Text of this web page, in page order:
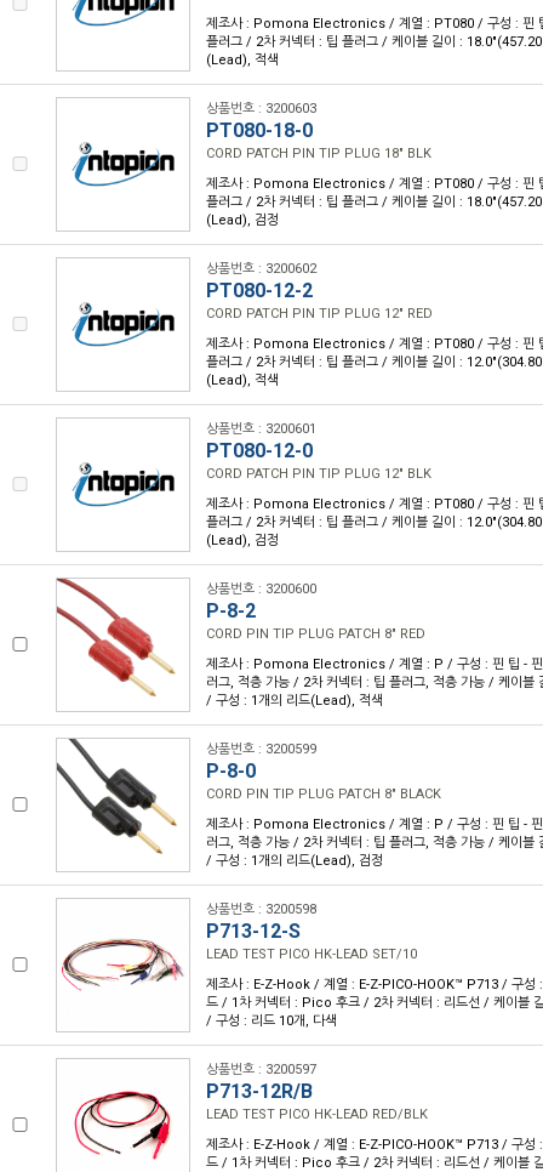
제조사 : Pomona Electronics / 계열 : PT080 / 구성 : 핀
플러그 / 2차 커넥터 : 팁 플러그 / 케이블 길이 :
(Lead), 적색
상품번호 : 3200603
PT080-18-0
CORD PATCH PIN TIP PLUG 18" BLK
제조사 : Pomona Electronics / 계열 : PT080 / 구성 : 핀
플러그 / 2차 커넥터 : 팁 플러그 / 케이블 길이 :
(Lead), 검정
상품번호 : 3200602
PT080-12-2
CORD PATCH PIN TIP PLUG 12" RED
제조사 : Pomona Electronics / 계열 : PT080 / 구성 : 핀
플러그 / 2차 커넥터 : 팁 플러그 / 케이블 길이 :
(Lead), 적색
상품번호 : 3200601
PT080-12-0
CORD PATCH PIN TIP PLUG 12" BLK
제조사 : Pomona Electronics / 계열 : PT080 / 구성 : 핀
플러그 / 2차 커넥터 : 팁 플러그 / 케이블 길이 :
(Lead), 검정
상품번호 : 3200600
P-8-2
CORD PIN TIP PLUG PATCH 8" RED
제조사 : Pomona Electronics / 계열 : P / 구성 : 핀 팁 - 핀
러그, 적층 가능 / 2차 커넥터 : 팁 플러그, 적층 가능 / 케이
/ 구성 : 1개의 리드(Lead), 적색
상품번호 : 3200599
P-8-0
CORD PIN TIP PLUG PATCH 8" BLACK
제조사 : Pomona Electronics / 계열 : P / 구성 : 핀 팁 - 핀
러그, 적층 가능 / 2차 커넥터 : 팁 플러그, 적층 가능 / 케이
/ 구성 : 1개의 리드(Lead), 검정
상품번호 : 3200598
P713-12-S
LEAD TEST PICO HK-LEAD SET/10
제조사 : E-Z-Hook / 계열 : E-Z-PICO-HOOK™ P713 / 구성
드 / 1차 커넥터 : Pico 후크 / 2차 커넥터 : 리드선 / 케이블
/ 구성 : 리드 10개, 다색
상품번호 : 3200597
P713-12R/B
LEAD TEST PICO HK-LEAD RED/BLK
제조사 : E-Z-Hook / 계열 : E-Z-PICO-HOOK™ P713 / 구성
드 / 1차 커넥터 : Pico 후크 / 2차 커넥터 : 리드선 / 케이블